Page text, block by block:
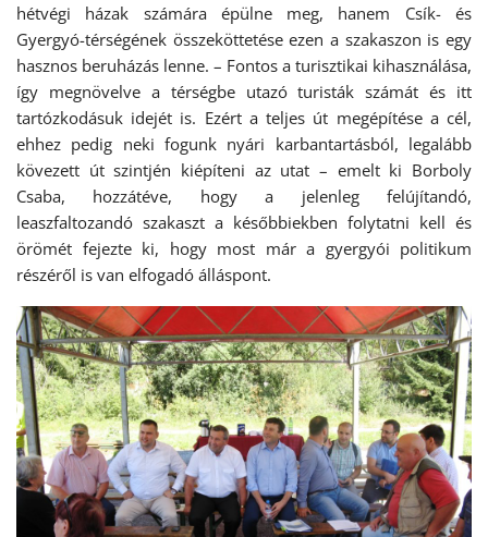
hétvégi házak számára épülne meg, hanem Csík- és
Gyergyó-térségének összeköttetése ezen a szakaszon is egy
hasznos beruházás lenne. – Fontos a turisztikai kihasználása,
így megnövelve a térségbe utazó turisták számát és itt
tartózkodásuk idejét is. Ezért a teljes út megépítése a cél,
ehhez pedig neki fogunk nyári karbantartásból, legalább
kövezett út szintjén kiépíteni az utat – emelt ki Borboly
Csaba, hozzátéve, hogy a jelenleg felújítandó,
leaszfaltozandó szakaszt a későbbiekben folytatni kell és
örömét fejezte ki, hogy most már a gyergyói politikum
részéről is van elfogadó álláspont.